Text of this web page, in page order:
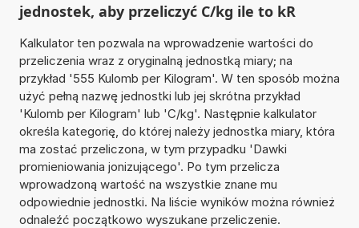
jednostek, aby przeliczyć C/kg ile to kR
Kalkulator ten pozwala na wprowadzenie wartości do
przeliczenia wraz z oryginalną jednostką miary; na
przykład '555 Kulomb per Kilogram'. W ten sposób można
użyć pełną nazwę jednostki lub jej skrótna przykład
'Kulomb per Kilogram' lub 'C/kg'. Następnie kalkulator
określa kategorię, do której należy jednostka miary, która
ma zostać przeliczona, w tym przypadku 'Dawki
promieniowania jonizującego'. Po tym przelicza
wprowadzoną wartość na wszystkie znane mu
odpowiednie jednostki. Na liście wyników można również
odnaleźć początkowo wyszukane przeliczenie.